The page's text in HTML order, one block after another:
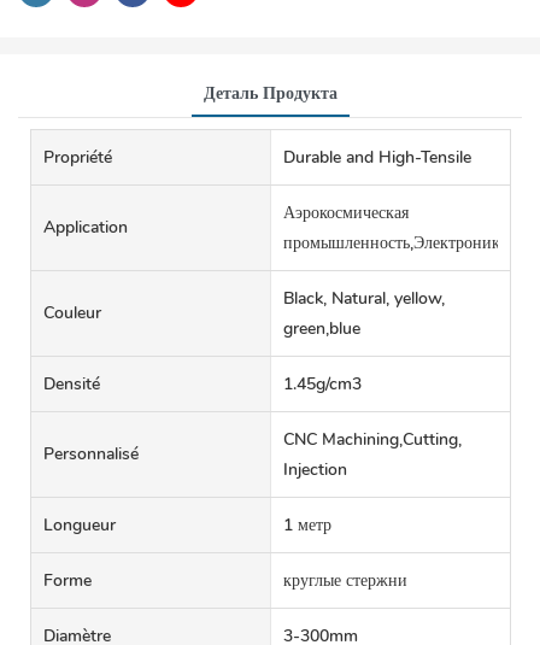
Деталь Продукта
Propriété Durable and High-Tensile
Application
Аэрокосмическая
Couleur
Black, Natural, yellow,
green,blue
Densité 1.45g/cm3
Personnalisé
CNC Machining,Cutting,
Injection
Longueur 1 метр
Forme круглые стержни
Diamètre 3-300mm